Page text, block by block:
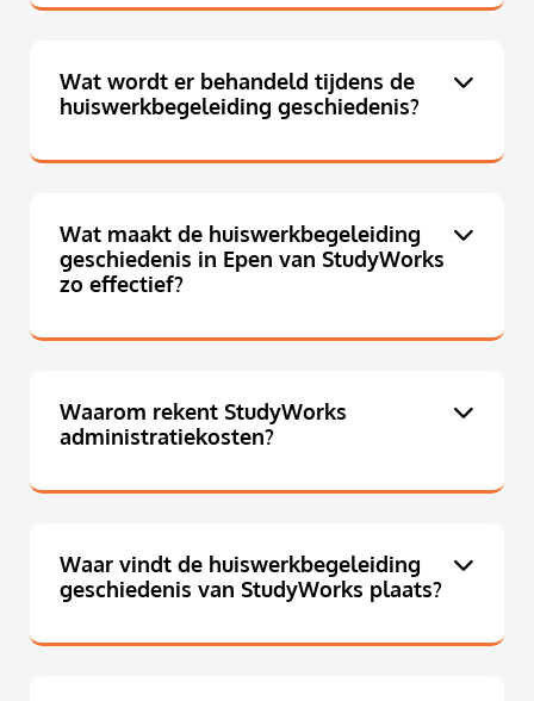
Wat wordt er behandeld tijdens de
huiswerkbegeleiding geschiedenis?
Wat maakt de huiswerkbegeleiding
geschiedenis in Epen van StudyWorks
zo effectief?
Waarom rekent StudyWorks
administratiekosten?
Waar vindt de huiswerkbegeleiding
geschiedenis van StudyWorks plaats?